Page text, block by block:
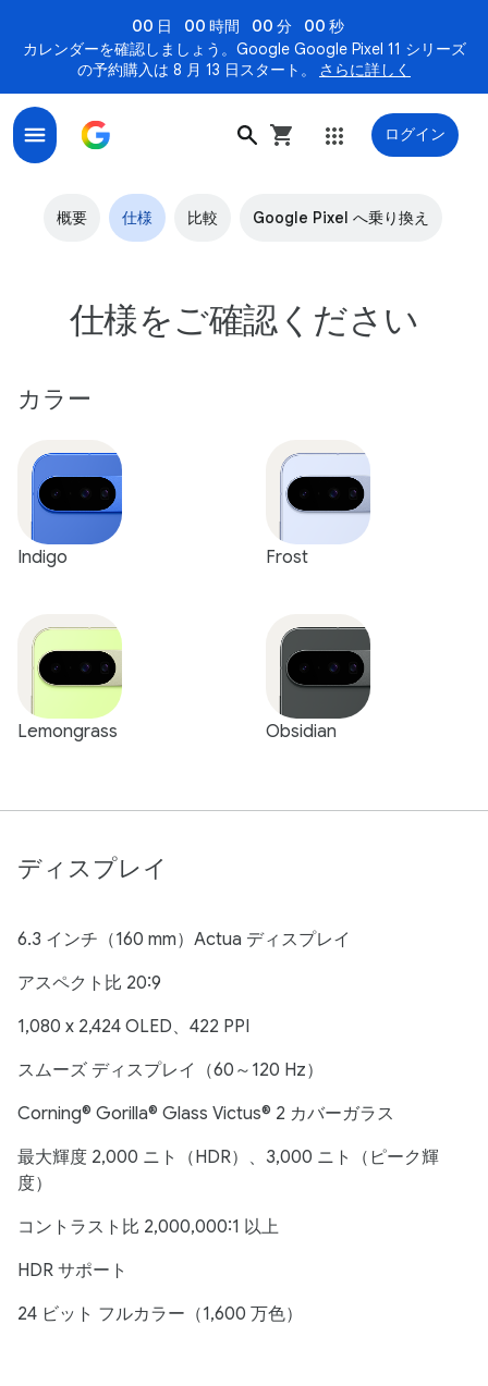
00 日 00 時間 00 分
00 秒
カレンダーを確認しましょう。Google Google Pixel 11 シリーズ
の予約購入は 8 月 13 日スタート。
さらに詳しく
ログイン
Google Pixel 10 の技術仕様
概要 仕様 比較 Google Pixel へ乗り換え
仕様をご確認ください
カラー
Indigo Frost
Lemongrass Obsidian
ディスプレイ
6.3 インチ（160 mm）Actua ディスプレイ
アスペクト比 20:9
1,080 x 2,424 OLED、422 PPI
スムーズ ディスプレイ（60～120 Hz）
Corning® Gorilla® Glass Victus® 2 カバーガラス
最大輝度 2,000 ニト（HDR）、3,000 ニト（ピーク輝
度）
コントラスト比 2,000,000:1 以上
HDR サポート
24 ビット フルカラー（1,600 万色）